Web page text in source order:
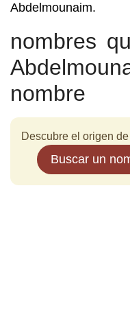
Abdelmounaim.
nombres
nombre
Descubre el origen
Buscar un